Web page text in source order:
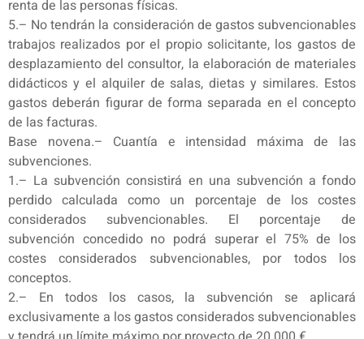
renta de las personas físicas.
5.– No tendrán la consideración de gastos subvencionables
trabajos realizados por el propio solicitante, los gastos de
desplazamiento del consultor, la elaboración de materiales
didácticos y el alquiler de salas, dietas y similares. Estos
gastos deberán figurar de forma separada en el concepto
de las facturas.
Base novena.– Cuantía e intensidad máxima de las
subvenciones.
1.– La subvención consistirá en una subvención a fondo
perdido calculada como un porcentaje de los costes
considerados subvencionables. El porcentaje de
subvención concedido no podrá superar el 75% de los
costes considerados subvencionables, por todos los
conceptos.
2.– En todos los casos, la subvención se aplicará
exclusivamente a los gastos considerados subvencionables